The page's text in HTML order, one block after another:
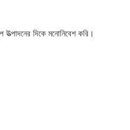
দিকে মনোনিবেশ করি।